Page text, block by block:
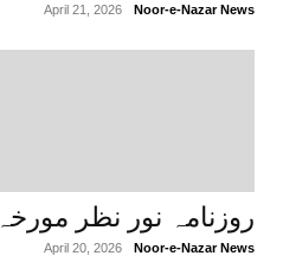
Noor-e-Nazar News
April 21, 2026
روزنامہ نور نظر مورخہ 21 اپریل 2026
Noor-e-Nazar News
April 20, 2026